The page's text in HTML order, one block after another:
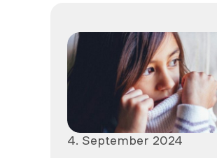
Veröffentlicht
4. September 2024